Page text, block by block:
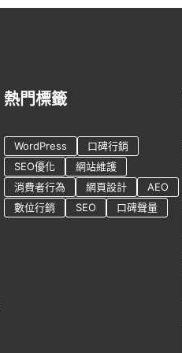
熱門標籤
WordPress
口碑行銷
SEO優化
網站維護
消費者行為
網頁設計
AEO
數位行銷
SEO 口碑聲量